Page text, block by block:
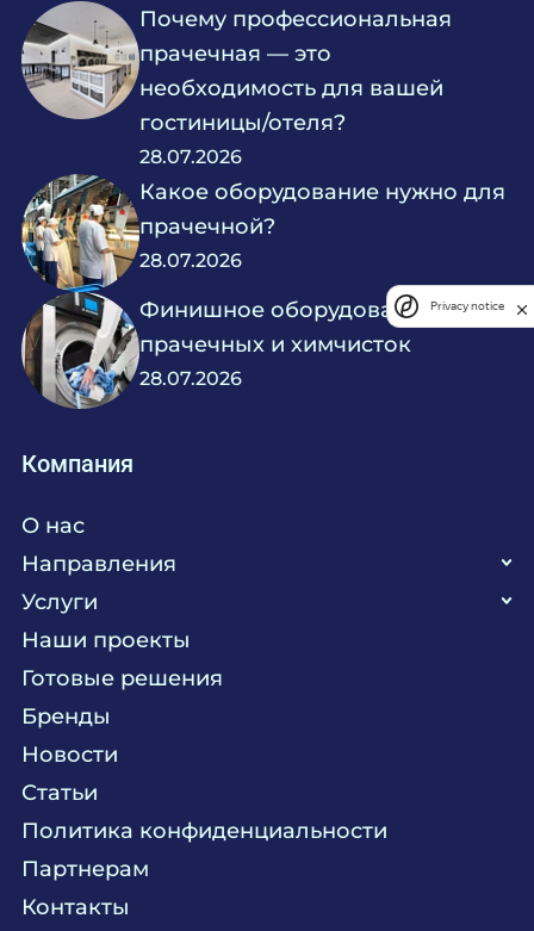
Почему профессиональная
прачечная — это
необходимость для вашей
гостиницы/отеля?
28.07.2026
Какое оборудование нужно для
прачечной?
28.07.2026
Финишное оборудование для
прачечных и химчисток
28.07.2026
Компания
О нас
Направления
Кухня
Прачечная
Текстиль
Химия
Мебель
Комплексное оснащение
Услуги
Поставка аксессуаров и запасных частей
Сервисное обслуживание
Консалтинг
Технологическое проектирование
Продажа оборудования
Монтажные и пусконаладочные работы
Наши проекты
Готовые решения
Бренды
Новости
Статьи
Политика конфиденциальности
Партнерам
Контакты
Privacy notice